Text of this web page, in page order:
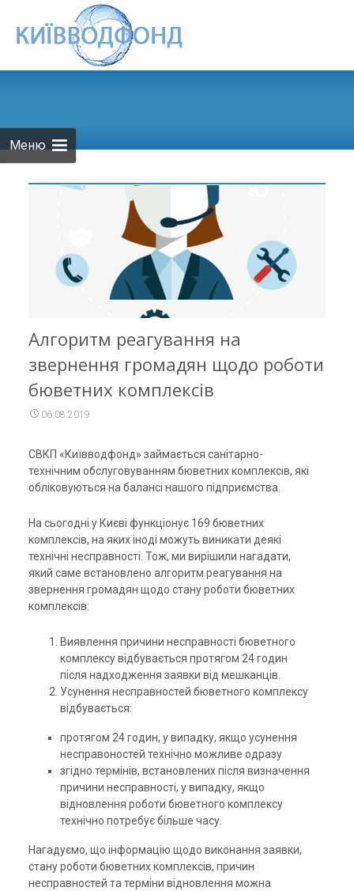
Меню
...
Алгоритм реагування на
звернення громадян щодо роботи
бюветних комплексів
06.08.2019
СВКП «Київводфонд» займається санітарно-
технічним обслуговуванням бюветних комплексів, які
обліковуються на балансі нашого підприємства.
На сьогодні у Києві функціонує 169 бюветних
комплексів, на яких іноді можуть виникати деякі
технічні несправності. Тож, ми вирішили нагадати,
який саме встановлено алгоритм реагування на
звернення громадян щодо стану роботи бюветних
комплексів:
Виявлення причини несправності бюветного
комплексу відбувається протягом 24 годин
після надходження заявки від мешканців.
Усунення несправностей бюветного комплексу
відбувається:
протягом 24 годин, у випадку, якщо усунення
несправоностей технічно можливе одразу
згідно термінів, встановлених після визначення
причини несправності, у випадку, якщо
відновлення роботи бюветного комплексу
технічно потребує більше часу.
Нагадуємо, що інформацію щодо виконання заявки,
стану роботи бюветних комплексів, причин
несправностей та терміни відновлення можна